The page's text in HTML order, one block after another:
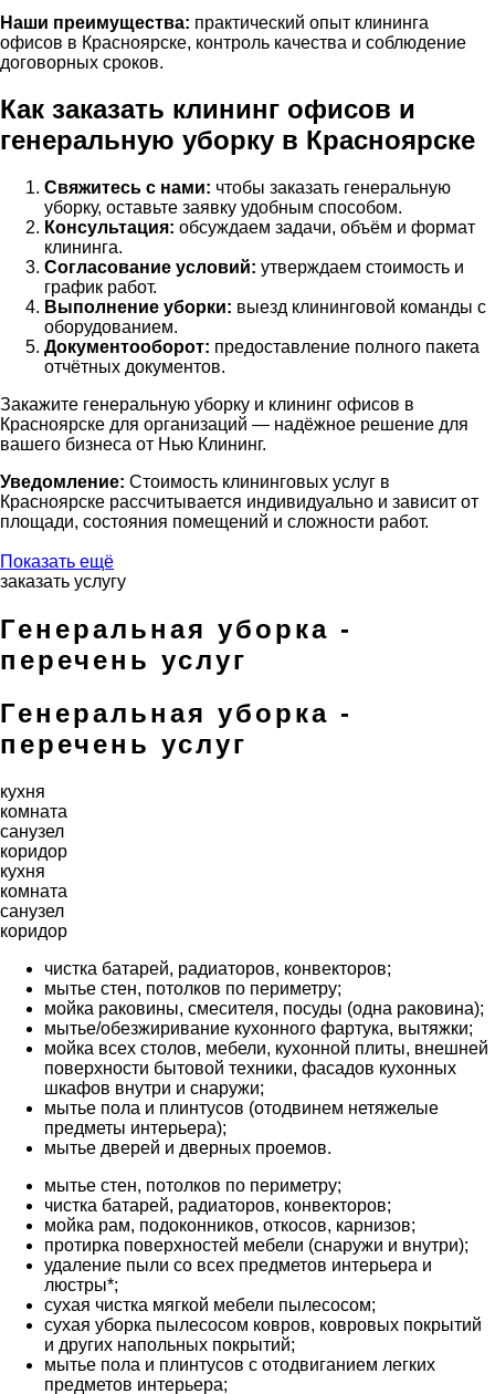
Наши преимущества: практический опыт клининга
офисов в Красноярске, контроль качества и соблюдение
договорных сроков.
Как заказать клининг офисов и
генеральную уборку в Красноярске
Свяжитесь с нами: чтобы заказать генеральную
уборку, оставьте заявку удобным способом.
Консультация: обсуждаем задачи, объём и формат
клининга.
Согласование условий: утверждаем стоимость и
график работ.
Выполнение уборки: выезд клининговой команды с
оборудованием.
Документооборот: предоставление полного пакета
отчётных документов.
Закажите генеральную уборку и клининг офисов в
Красноярске для организаций — надёжное решение для
вашего бизнеса от Нью Клининг.
Уведомление: Стоимость клининговых услуг в
Красноярске рассчитывается индивидуально и зависит от
площади, состояния помещений и сложности работ.
Показать ещё
заказать услугу
Генеральная уборка -
перечень услуг
Генеральная уборка -
перечень услуг
кухня
комната
санузел
коридор
кухня
комната
санузел
коридор
чистка батарей, радиаторов, конвекторов;
мытье стен, потолков по периметру;
мойка раковины, смесителя, посуды (одна раковина);
мытье/обезжиривание кухонного фартука, вытяжки;
мойка всех столов, мебели, кухонной плиты, внешней
поверхности бытовой техники, фасадов кухонных
шкафов внутри и снаружи;
мытье пола и плинтусов (отодвинем нетяжелые
предметы интерьера);
мытье дверей и дверных проемов.
мытье стен, потолков по периметру;
чистка батарей, радиаторов, конвекторов;
мойка рам, подоконников, откосов, карнизов;
протирка поверхностей мебели (снаружи и внутри);
удаление пыли со всех предметов интерьера и
люстры*;
сухая чистка мягкой мебели пылесосом;
сухая уборка пылесосом ковров, ковровых покрытий
и других напольных покрытий;
мытье пола и плинтусов с отодвиганием легких
предметов интерьера;